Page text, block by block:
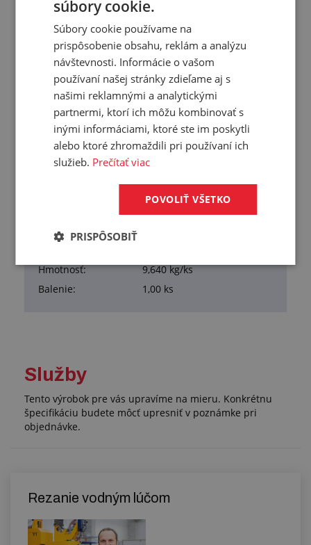
Prehľad vlastností
Hrúbka:
10 mm
Šírka:
650 mm
Dĺžka:
1300 mm
Tvrdosť:
52 °ShA
Hustota:
1,17 g/cm³
Pracovná teplota:
Hmotnosť:
9,640 kg/ks
Balenie:
1,00 ks
Služby
Tento výrobok pre vás upravíme na mieru. Konkrétnu
špecifikáciu budete môcť upresniť v poznámke pri
objednávke.
Rezanie vodným lúčom
súbory cookie.
Súbory cookie používame na
prispôsobenie obsahu, reklám a analýzu
návštevnosti. Informácie o vašom
používaní našej stránky zdieľame aj s
našimi reklamnými a analytickými
partnermi, ktorí ich môžu kombinovať s
inými informáciami, ktoré ste im poskytli
alebo ktoré zhromaždili pri používaní ich
služieb. Prečítať viac
POVOLIŤ VŠETKO
PRISPÔSOBIŤ